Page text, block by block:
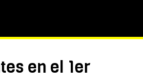
en el 1er